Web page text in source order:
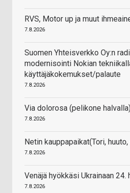
RVS, Motor up ja muut
7.8.2026
Suomen Yhteisverkko Oy:n
modernisointi Nokian
käyttäjäkokemukset/palaute
7.8.2026
Via dolorosa (pelikone
7.8.2026
Netin kauppapaikat(Tori, huuto,
7.8.2026
Venäjä hyökkäsi Ukrainaan 24.
7.8.2026